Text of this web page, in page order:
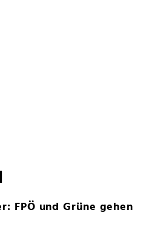
FPÖ und Grüne gehen